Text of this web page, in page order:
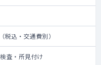
込・交通費別）
査・所見付け